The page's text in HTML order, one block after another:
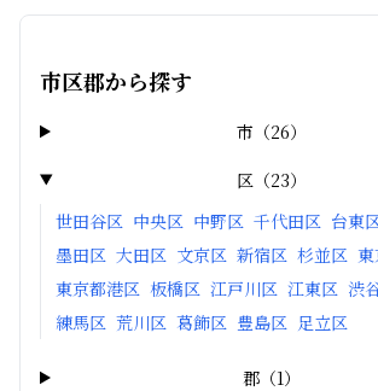
市区郡から探す
市 （26）
区 （23）
世田谷区 中央区 中野区 千代田区 台東
墨田区 大田区 文京区 新宿区 杉並区
東京都港区 板橋区 江戸川区 江東区 渋
練馬区 荒川区 葛飾区 豊島区 足立区
郡 （1）